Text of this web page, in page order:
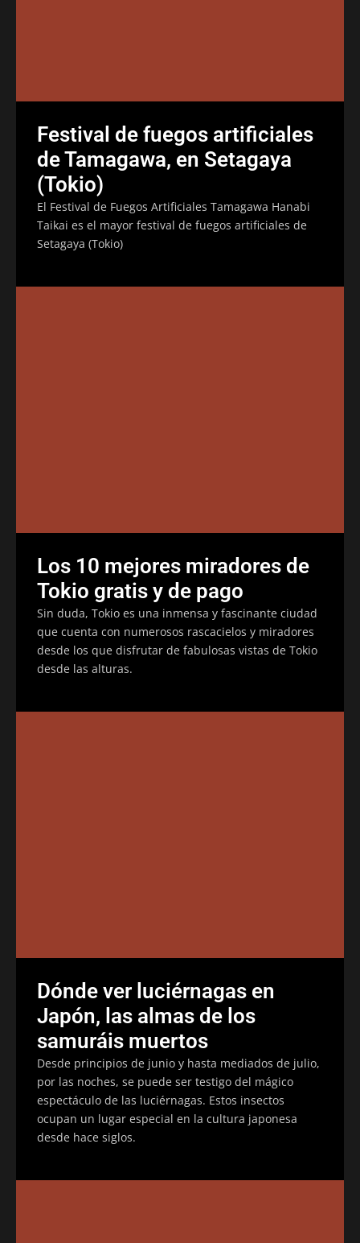
Festival de fuegos artificiales
de Tamagawa, en Setagaya
(Tokio)
El Festival de Fuegos Artificiales Tamagawa Hanabi
Taikai es el mayor festival de fuegos artificiales de
Setagaya (Tokio)
Los 10 mejores miradores de
Tokio gratis y de pago
Sin duda, Tokio es una inmensa y fascinante ciudad
que cuenta con numerosos rascacielos y miradores
desde los que disfrutar de fabulosas vistas de Tokio
desde las alturas.
Dónde ver luciérnagas en
Japón, las almas de los
samuráis muertos
Desde principios de junio y hasta mediados de julio,
por las noches, se puede ser testigo del mágico
espectáculo de las luciérnagas. Estos insectos
ocupan un lugar especial en la cultura japonesa
desde hace siglos.